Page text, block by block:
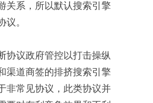
关系，所以默认搜索引擎
议。
议政府管控以打击操纵
渠道商签的排挤搜索引擎
非常见协议，此类协议并